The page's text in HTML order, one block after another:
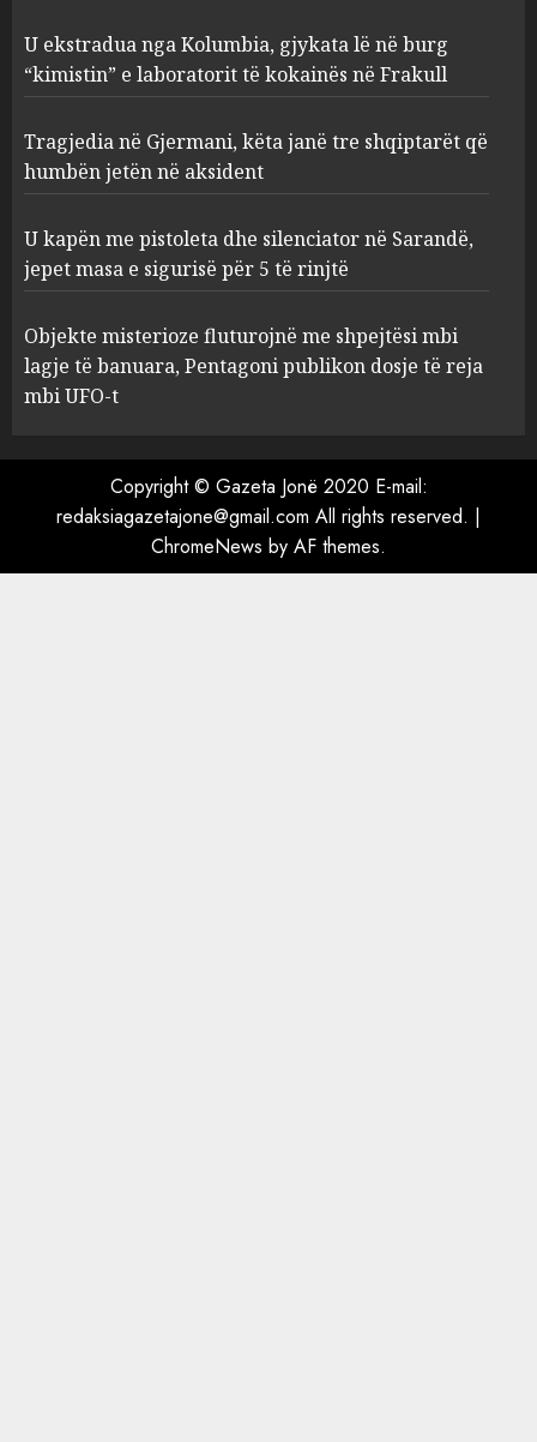
3
silenciator në Sarandë, jepet
masa e sigurisë për 5 të rinjtë
AUGUST 8, 2026
5
Objekte misterioze fluturojnë
me shpejtësi mbi lagje të
banuara, Pentagoni publikon
dosje të reja mbi UFO-t
U ekstradua nga Kolumbia, gjykata lë në burg
“kimistin” e laboratorit të kokainës në Frakull
Tragjedia në Gjermani, këta janë tre shqiptarët që
humbën jetën në aksident
U kapën me pistoleta dhe silenciator në Sarandë,
jepet masa e sigurisë për 5 të rinjtë
Objekte misterioze fluturojnë me shpejtësi mbi
lagje të banuara, Pentagoni publikon dosje të reja
mbi UFO-t
Copyright © Gazeta Jonë 2020 E-mail:
redaksiagazetajone@gmail.com All rights reserved. |
ChromeNews by AF themes.